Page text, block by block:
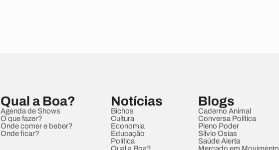
Qual a Boa?
Agenda de Shows
O que fazer?
Onde comer e beber?
Onde ficar?
Notícias
Bichos
Cultura
Economia
Educação
Política
Blogs
Caderno Animal
Conversa Política
Pleno Poder
Sílvio Osias
Saúde Alerta